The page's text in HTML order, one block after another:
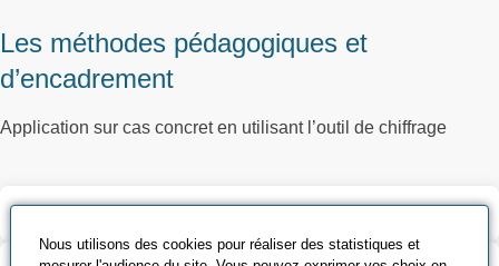
Les méthodes pédagogiques et
d’encadrement
Application sur cas concret en utilisant l’outil de chiffrage
Validation et certification
Nous utilisons des cookies pour réaliser des statistiques et